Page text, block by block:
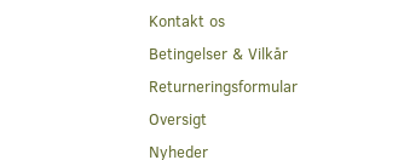
Kontakt os
Betingelser & Vilkår
Returneringsformular
Oversigt
Nyheder